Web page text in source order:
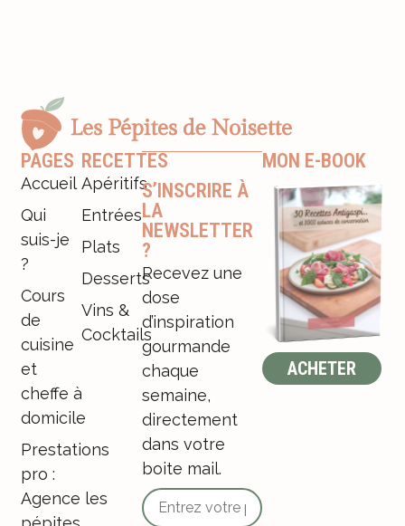
PAGES
Accueil
Qui
suis-je
?
Cours
de
cuisine
et
cheffe à
domicile
Prestations
pro :
Agence les
RECETTES
Apéritifs
Entrées
Plats
Desserts
Vins &
Cocktails
S’INSCRIRE À
LA
NEWSLETTER
?
Recevez une
dose
d’inspiration
gourmande
chaque
semaine,
directement
dans votre
boite mail.
MON E-BOOK
ACHETER